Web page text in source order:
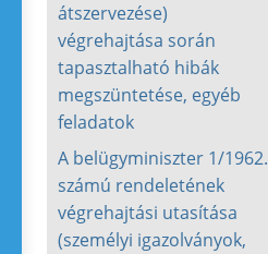
átszervezése)
végrehajtása során
tapasztalható hibák
megszüntetése, egyéb
feladatok
A belügyminiszter 1/1962.
számú rendeletének
végrehajtási utasítása
(személyi igazolványok,